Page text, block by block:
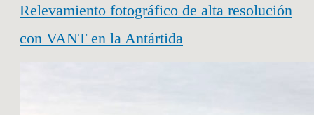
Relevamiento fotográfico de alta resolución
con VANT en la Antártida